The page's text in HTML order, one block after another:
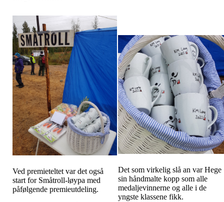
Ved premieteltet var det også
start for Småtroll-løypa med
påfølgende premieutdeling.
Det som virkelig slå an var Hege
sin håndmalte kopp som alle
medaljevinnerne og alle i de
yngste klassene fikk.